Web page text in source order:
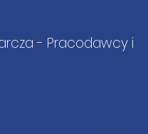
- Pracodawcy i